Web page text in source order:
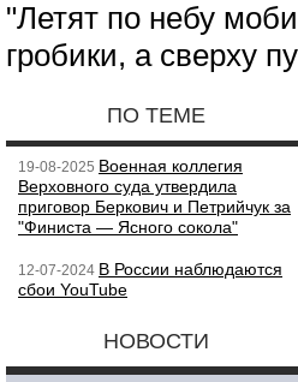
"Летят по небу
гробики, а сверху
ПО ТЕМЕ
19-08-2025 Военная коллегия
Верховного суда утвердила
приговор Беркович и Петрийчук за
"Финиста — Ясного сокола"
12-07-2024 В России наблюдаются
сбои YouTube
НОВОСТИ